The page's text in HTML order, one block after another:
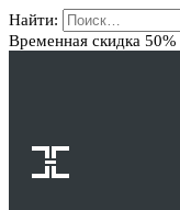
Найти:
Временная скидка 50%